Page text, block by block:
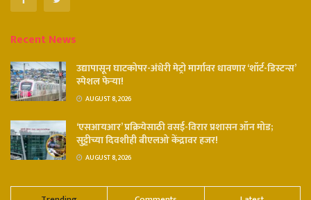
Recent News
उद्यापासून घाटकोपर-अंधेरी मेट्रो मार्गावर धावणार ‘शॉर्ट-डिस्टन्स’
स्पेशल फेऱ्या!
AUGUST 8, 2026
‘एसआयआर’ प्रक्रियेसाठी वसई-विरार प्रशासन ऑन मोड;
सुट्टीच्या दिवशीही बीएलओ केंद्रावर हजर!
AUGUST 8, 2026